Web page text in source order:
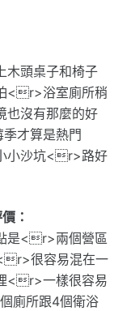
頭桌子和椅子
<r>浴室廁所稍
沒有那麼的好
才算是熱門
小沙坑<r>路好
：
是<r>兩個營區
很容易混在一
<r>一樣很容易
廁所跟4個衛浴